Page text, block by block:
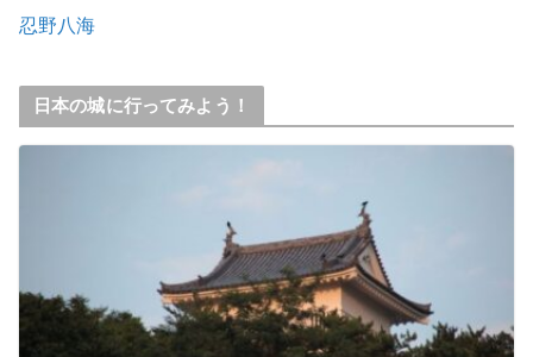
忍野八海
日本の城に行ってみよう！